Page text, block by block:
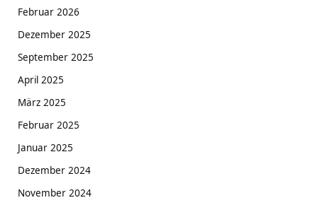
Februar 2026
Dezember 2025
September 2025
April 2025
März 2025
Februar 2025
Januar 2025
Dezember 2024
November 2024